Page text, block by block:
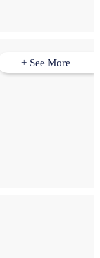
+ See More